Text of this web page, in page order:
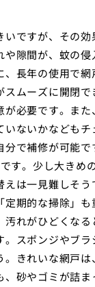
ですが、その
隙間が、蚊の
長年の使用で
ムーズに開閉
必要です。ま
ないかなども
で補修が可能
す。少し大き
は一見難しそ
期的な掃除」
れがひどくな
スポンジやブ
きれいな網戸
砂やゴミが詰